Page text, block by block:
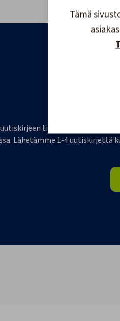
tilaajaksi, ja saat
Lähetämme 1-4 uutiskirjettä
Tämä